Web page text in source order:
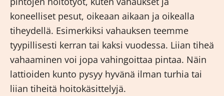
koneelliset pesut, oikeaan aikaan ja oikealla
tiheydellä. Esimerkiksi vahauksen teemme
tyypillisesti kerran tai kaksi vuodessa. Liian tiheä
vahaaminen voi jopa vahingoittaa pintaa. Näin
lattioiden kunto pysyy hyvänä ilman turhia tai
liian tiheitä hoitokäsittelyjä.